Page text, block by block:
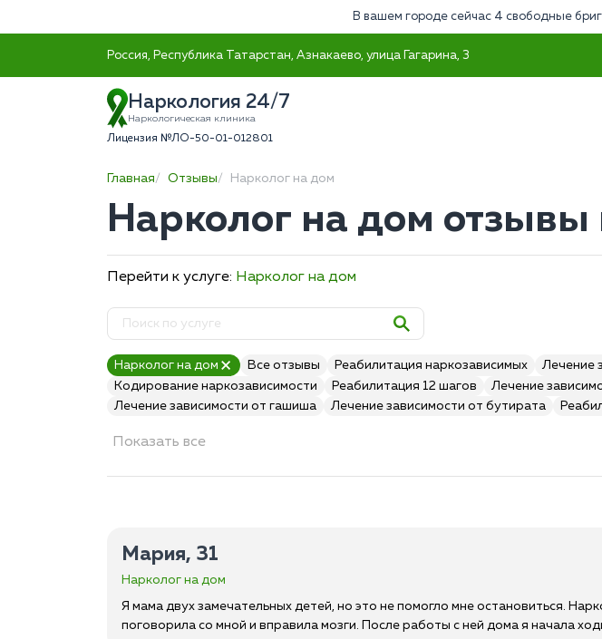
В вашем городе сейчас 4 свободные
Россия, Республика Татарстан, Азнакаево, улица Гагарина, 3
Наркология 24/7
Наркологическая клиника
Лицензия №ЛО-50-01-012801
Главная Отзывы Нарколог на дом
Нарколог на дом отзывы
Перейти к услуге: Нарколог на дом
Нарколог на дом Все отзывы Реабилитация наркозависимых Лечение
Кодирование наркозависимости
Реабилитация 12 шагов Лечение
Лечение зависимости от гашиша
Лечение зависимости от бутирата
Показать все
Мария, 31
Нарколог на дом
Я мама двух замечательных детей, но это не помогло мне остановиться.
поговорила со мной и вправила мозги. После работы с ней дома я начала